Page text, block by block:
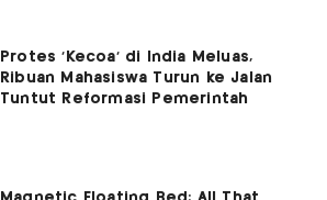
Protes 'Kecoa' di India Meluas,
Ribuan Mahasiswa Turun ke Jalan
Tuntut Reformasi Pemerintah